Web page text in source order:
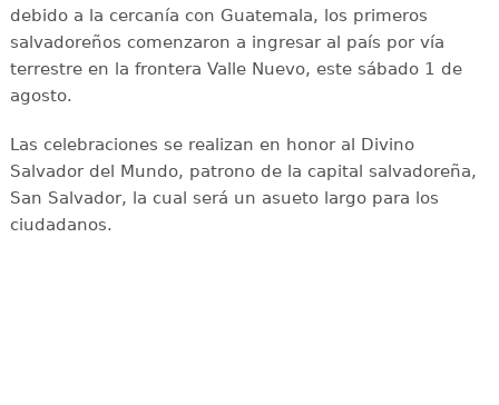
debido a la cercanía con Guatemala, los primeros
salvadoreños comenzaron a ingresar al país por vía
terrestre en la frontera Valle Nuevo, este sábado 1 de
agosto.
Las celebraciones se realizan en honor al Divino
Salvador del Mundo, patrono de la capital salvadoreña,
San Salvador, la cual será un asueto largo para los
ciudadanos.